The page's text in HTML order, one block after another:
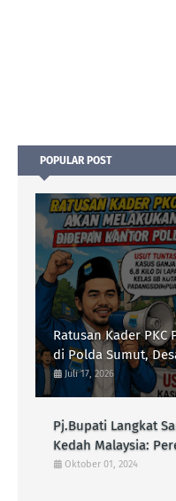
POPULAR POST
Ratusan Kader PKC
di Polda Sumut,
6,8 Kilo di Lapas
Padangsidimpuan
Juli 17, 2026
Pj.Bupati Langkat
Kedah Malaysia:
Bangsa melalui
Oktober 01, 2024